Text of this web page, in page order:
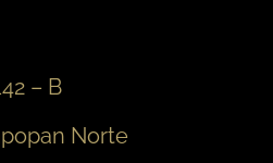
– B
Norte